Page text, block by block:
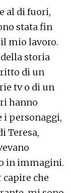
al di fuori,
stata fin
mio lavoro.
storia
di un
tv o di un
hanno
i personaggi,
Teresa,
in immagini.
capire che